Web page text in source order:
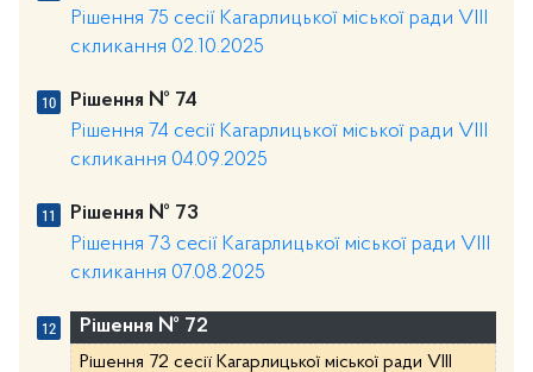
Рішення 75 сесії Кагарлицької міської ради VIII
скликання 02.10.2025
Рішення № 74
Рішення 74 сесії Кагарлицької міської ради VIII
скликання 04.09.2025
Рішення № 73
Рішення 73 сесії Кагарлицької міської ради VIII
скликання 07.08.2025
Рішення № 72
Рішення 72 сесії Кагарлицької міської ради VIII